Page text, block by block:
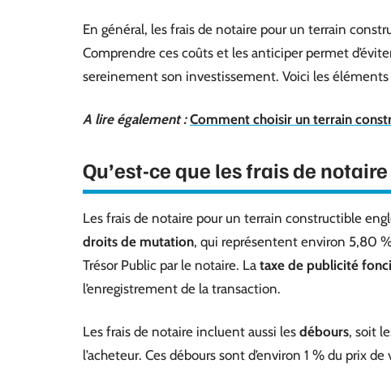
En général, les frais de notaire pour un terrain
Comprendre ces coûts et les anticiper permet
sereinement son investissement. Voici les
A lire également : Comment choisir un terrain
Qu’est-ce que les frais de
Les frais de notaire pour un terrain constructible
droits de mutation, qui représentent environ 5,80
Trésor Public par le notaire. La taxe de publicité
l’enregistrement de la transaction.
Les frais de notaire incluent aussi les débours, soit
l’acheteur. Ces débours sont d’environ 1 % du prix